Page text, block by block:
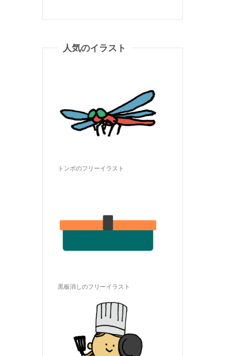
人気のイラスト
トンボのフリーイラスト
黒板消しのフリーイラスト